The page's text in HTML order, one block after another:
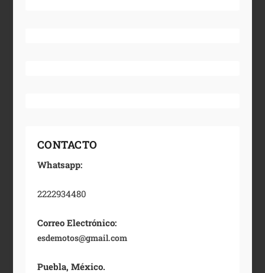
CONTACTO
Whatsapp:
2222934480
Correo Electrónico:
esdemotos@gmail.com
Puebla, México.